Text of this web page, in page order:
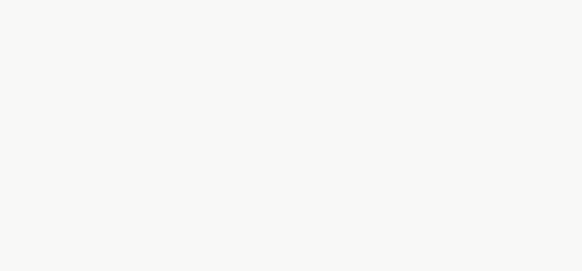
Требуют все внимание к себе и
Если вы не посвящаете мужчине-скорпиону